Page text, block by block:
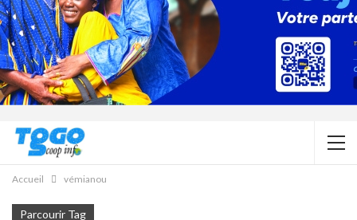
Accueil vémianou
Parcourir Tag